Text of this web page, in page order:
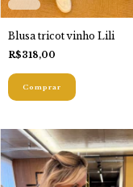
Blusa tricot vinho Lili
R$318,00
Comprar